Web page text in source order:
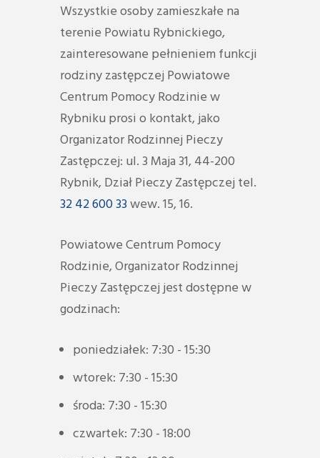
Wszystkie osoby zamieszkałe na
terenie Powiatu Rybnickiego,
zainteresowane pełnieniem funkcji
rodziny zastępczej Powiatowe
Centrum Pomocy Rodzinie w
Rybniku prosi o kontakt, jako
Organizator Rodzinnej Pieczy
Zastępczej: ul. 3 Maja 31, 44-200
Rybnik, Dział Pieczy Zastępczej tel.
32 42 600 33wew. 15, 16.
Powiatowe Centrum Pomocy
Rodzinie, Organizator Rodzinnej
Pieczy Zastępczej jest dostępne w
godzinach:
poniedziałek: 7:30 - 15:30
wtorek: 7:30 - 15:30
środa: 7:30 - 15:30
czwartek: 7:30 - 18:00